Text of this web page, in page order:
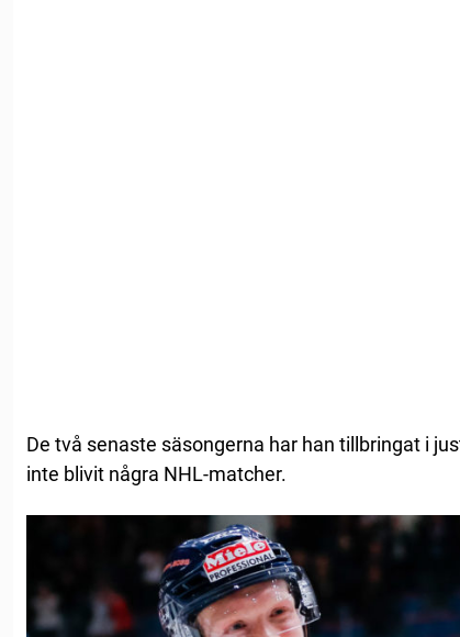
De två senaste säsongerna har han tillbringat i
inte blivit några NHL-matcher.